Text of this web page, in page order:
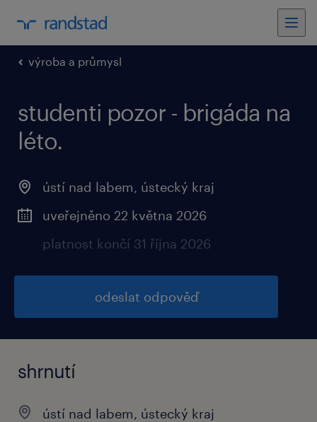
výroba a průmysl
studenti pozor - brigáda na
léto.
ústí nad labem, ústecký kraj
uveřejněno 22 května 2026
platnost končí 31 října 2026
odeslat odpověď
shrnutí
ústí nad labem, ústecký kraj